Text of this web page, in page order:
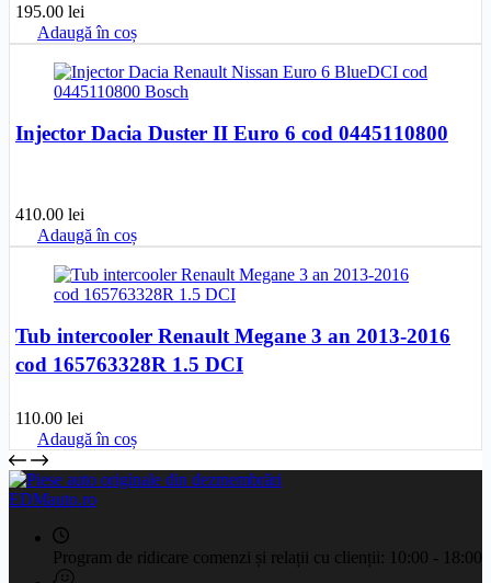
195.00 lei
Adaugă în coș
Injector Dacia Duster II Euro 6 cod 0445110800
410.00 lei
Adaugă în coș
Tub intercooler Renault Megane 3 an 2013-2016
cod 165763328R 1.5 DCI
110.00 lei
Adaugă în coș
EDMauto.ro
Program de ridicare comenzi și relații cu clienții: 10:00 - 18:00